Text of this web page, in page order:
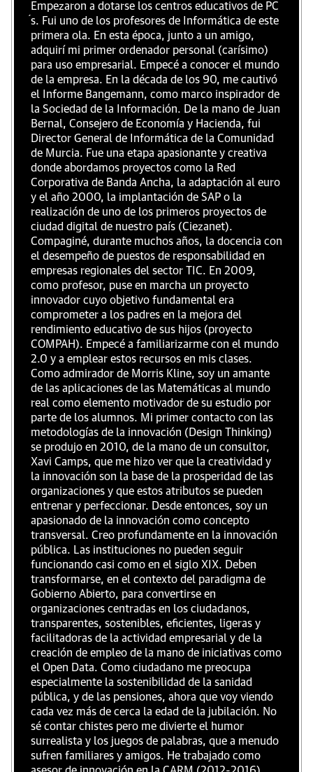
Empezaron a dotarse los centros educativos de PC
́s. Fui uno de los profesores de Informática de este
primera ola. En esta época, junto a un amigo,
adquirí mi primer ordenador personal (carísimo)
para uso empresarial. Empecé a conocer el mundo
de la empresa. En la década de los 90, me cautivó
el Informe Bangemann, como marco inspirador de
la Sociedad de la Información. De la mano de Juan
Bernal, Consejero de Economía y Hacienda, fui
Director General de Informática de la Comunidad
de Murcia. Fue una etapa apasionante y creativa
donde abordamos proyectos como la Red
Corporativa de Banda Ancha, la adaptación al euro
y el año 2000, la implantación de SAP o la
realización de uno de los primeros proyectos de
ciudad digital de nuestro país (Ciezanet).
Compaginé, durante muchos años, la docencia con
el desempeño de puestos de responsabilidad en
empresas regionales del sector TIC. En 2009,
como profesor, puse en marcha un proyecto
innovador cuyo objetivo fundamental era
comprometer a los padres en la mejora del
rendimiento educativo de sus hijos (proyecto
COMPAH). Empecé a familiarizarme con el mundo
2.0 y a emplear estos recursos en mis clases.
Como admirador de Morris Kline, soy un amante
de las aplicaciones de las Matemáticas al mundo
real como elemento motivador de su estudio por
parte de los alumnos. Mi primer contacto con las
metodologías de la innovación (Design Thinking)
se produjo en 2010, de la mano de un consultor,
Xavi Camps, que me hizo ver que la creatividad y
la innovación son la base de la prosperidad de las
organizaciones y que estos atributos se pueden
entrenar y perfeccionar. Desde entonces, soy un
apasionado de la innovación como concepto
transversal. Creo profundamente en la innovación
pública. Las instituciones no pueden seguir
funcionando casi como en el siglo XIX. Deben
transformarse, en el contexto del paradigma de
Gobierno Abierto, para convertirse en
organizaciones centradas en los ciudadanos,
transparentes, sostenibles, eficientes, ligeras y
facilitadoras de la actividad empresarial y de la
creación de empleo de la mano de iniciativas como
el Open Data. Como ciudadano me preocupa
especialmente la sostenibilidad de la sanidad
pública, y de las pensiones, ahora que voy viendo
cada vez más de cerca la edad de la jubilación. No
sé contar chistes pero me divierte el humor
surrealista y los juegos de palabras, que a menudo
sufren familiares y amigos. He trabajado como